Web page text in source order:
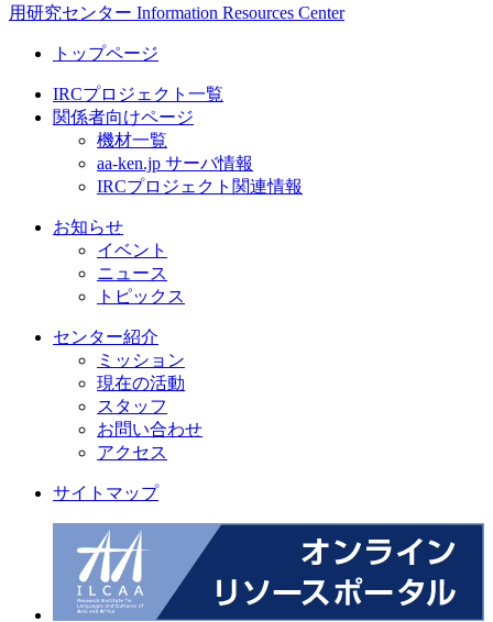
用研究センター Information Resources Center
トップページ
IRCプロジェクト一覧
関係者向けページ
機材一覧
aa-ken.jp サーバ情報
IRCプロジェクト関連情報
お知らせ
イベント
ニュース
トピックス
センター紹介
ミッション
現在の活動
スタッフ
お問い合わせ
アクセス
サイトマップ